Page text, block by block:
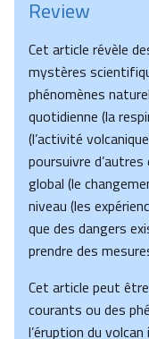
Review
Cet article révèle
mystères
phénomènes
quotidienne (la
(l’activité
poursuivre
global (le
niveau (les
que des dangers
prendre des
Cet article peut
courants ou des
l’éruption du